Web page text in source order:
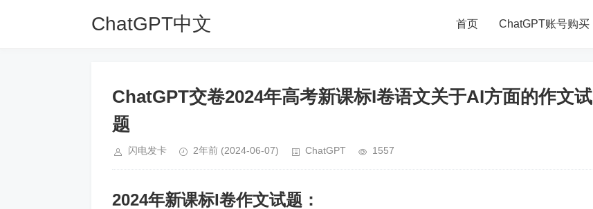
ChatGPT中文 首页 ChatGPT账号购买
ChatGPT交卷2024年高考新课标I卷语文关于AI方面的作文试
题
闪电发卡 2年前 (2024-06-07) ChatGPT 1557
2024年新课标I卷作文试题：